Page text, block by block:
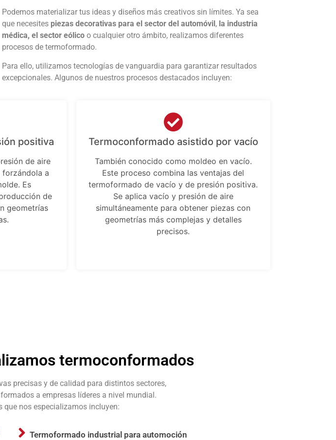
Podemos materializar tus ideas y diseños más creativos sin límites. Ya sea
que necesites piezas decorativas para el sector del automóvil , la industria
médica, el sector eólico o cualquier otro ámbito, realizamos diferentes
procesos de termoformado.
Para ello, utilizamos tecnologías de vanguardia para garantizar resultados
excepcionales. Algunos de nuestros procesos destacados incluyen:
positiva
de aire
forzándola a
Es
de
geometrías
Termoconformado asistido por vacío
También conocido como moldeo en vacío.
Este proceso combina las ventajas del
termoformado de vacío y de presión positiva.
Se aplica vacío y presión de aire
simultáneamente para obtener piezas con
geometrías más complejas y detalles
precisos.
termoconformados
precisas y de calidad para distintos sectores,
a empresas líderes a nivel mundial.
que nos especializamos incluyen:
Termoformado industrial para automoción